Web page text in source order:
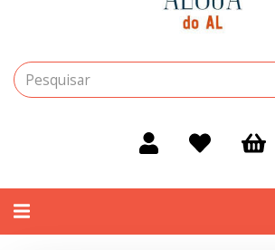
Alternar